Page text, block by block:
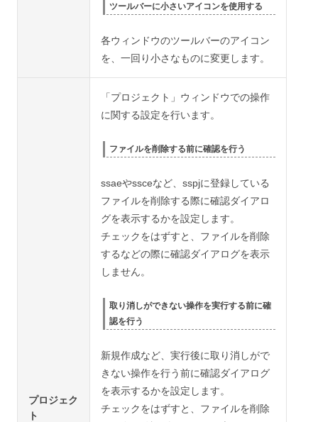
ツールバーに小さいアイコンを使用する
各ウィンドウのツールバーのアイコン
を、一回り小さなものに変更します。
プロジェク
ト
「プロジェクト」ウィンドウでの操作
に関する設定を行います。
ファイルを削除する前に確認を行う
ssaeやssceなど、sspjに登録している
ファイルを削除する際に確認ダイアロ
グを表示するかを設定します。
チェックをはずすと、ファイルを削除
するなどの際に確認ダイアログを表示
しません。
取り消しができない操作を実行する前に確
認を行う
新規作成など、実行後に取り消しがで
きない操作を行う前に確認ダイアログ
を表示するかを設定します。
チェックをはずすと、ファイルを削除